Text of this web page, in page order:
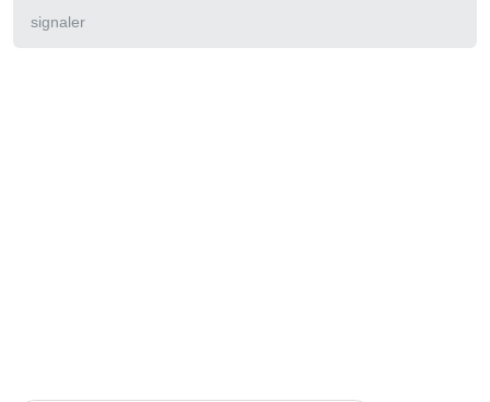
signaler